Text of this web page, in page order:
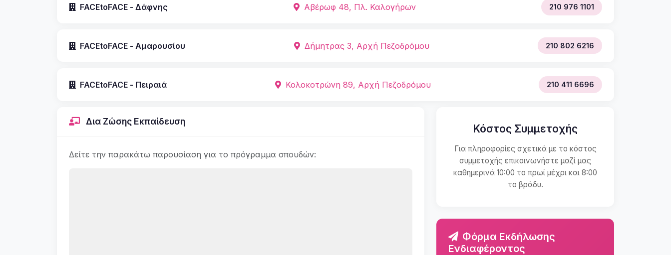
FACEtoFACE - Δάφνης Αβέρωφ 48, Πλ. Καλογήρων 210 976 1101
FACEtoFACE - Αμαρουσίου Δήμητρας 3, Αρχή Πεζοδρόμου 210 802 6216
FACEtoFACE - Πειραιά Κολοκοτρώνη 89, Αρχή Πεζοδρόμου 210 411 6696
Δια Ζώσης Εκπαίδευση
Δείτε την παρακάτω παρουσίαση για το πρόγραμμα σπουδών:
Κόστος Συμμετοχής
Για πληροφορίες σχετικά με το κόστος
συμμετοχής επικοινωνήστε μαζί μας
καθημερινά 10:00 το πρωί μέχρι και 8:00
το βράδυ.
Φόρμα Εκδήλωσης
Ενδιαφέροντος